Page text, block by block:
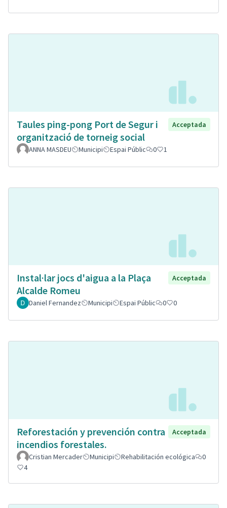
Taules ping-pong Port de Segur i
organització de torneig social
Acceptada
ANNA MASDEU Municipi Espai Públic 0 1
Instal·lar jocs d'aigua a la Plaça
Alcalde Romeu
Acceptada
Daniel Fernandez Municipi Espai Públic 0 0
Reforestación y prevención contra
incendios forestales.
Acceptada
Cristian Mercader Municipi Rehabilitación ecológica
0
4